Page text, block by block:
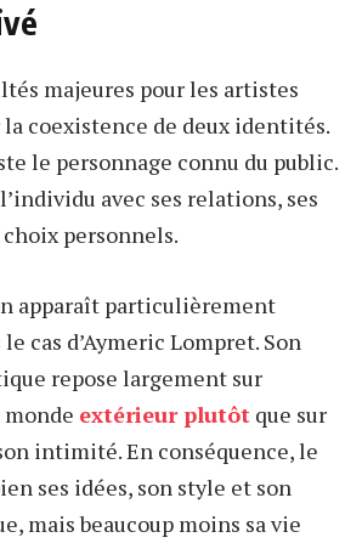
majeures pour les artistes
coexistence de deux identités.
le personnage connu du public.
avec ses relations, ses
personnels.
apparaît particulièrement
cas d’Aymeric Lompret. Son
repose largement sur
monde extérieur plutôt que sur
intimité. En conséquence, le
ses idées, son style et son
mais beaucoup moins sa vie